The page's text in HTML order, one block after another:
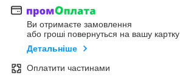
Ви отримаєте замовлення
або гроші повернуться на вашу картку
Детальніше
Оплатити частинами